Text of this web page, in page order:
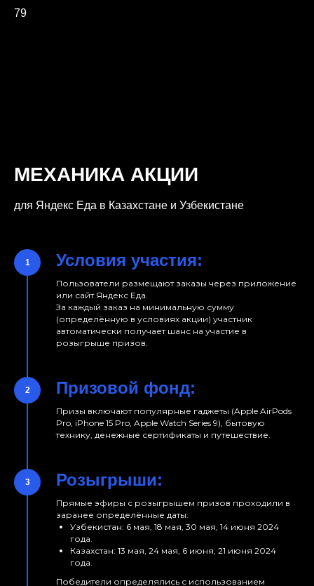
79
МЕХАНИКА АКЦИИ
для Яндекс Еда в Казахстане и Узбекистане
Условия участия:
Пользователи размещают заказы через приложение
или сайт Яндекс Еда.
За каждый заказ на минимальную сумму
(определённую в условиях акции) участник
автоматически получает шанс на участие в
розыгрыше призов.
Призовой фонд:
Призы включают популярные гаджеты (Apple AirPods
Pro, iPhone 15 Pro, Apple Watch Series 9), бытовую
технику, денежные сертификаты и путешествие.
Розыгрыши:
Прямые эфиры с розыгрышем призов проходили в
заранее определённые даты:
Узбекистан: 6 мая, 18 мая, 30 мая, 14 июня 2024
года.
Казахстан: 13 мая, 24 мая, 6 июня, 21 июня 2024
года.
Победители определялись с использованием